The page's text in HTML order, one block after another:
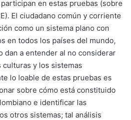
en estas pruebas (sobre
El ciudadano común y corriente
como un sistema plano con
en todos los países del mundo,
dan a entender al no considerar
y los sistemas
lo loable de estas pruebas es
sobre cómo está constituido
e identificar las
otros sistemas; tal análisis